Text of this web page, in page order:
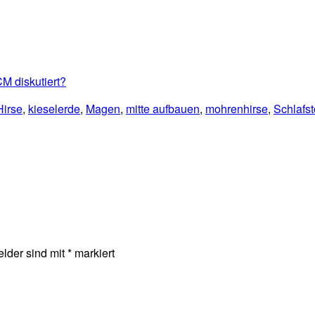
diskutiert?
, kieselerde, Magen, mitte aufbauen, mohrenhirse,
sind mit* markiert